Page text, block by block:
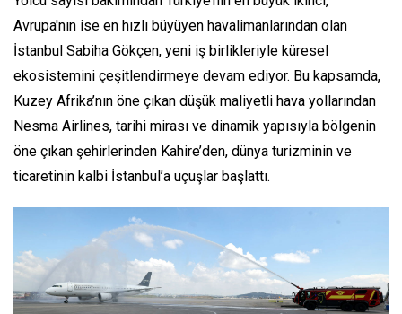
Avrupa'nın ise en hızlı büyüyen havalimanlarından olan
İstanbul Sabiha Gökçen, yeni iş birlikleriyle küresel
ekosistemini çeşitlendirmeye devam ediyor. Bu kapsamda,
Kuzey Afrika’nın öne çıkan düşük maliyetli hava yollarından
Nesma Airlines, tarihi mirası ve dinamik yapısıyla bölgenin
öne çıkan şehirlerinden Kahire’den, dünya turizminin ve
ticaretinin kalbi İstanbul’a uçuşlar başlattı.